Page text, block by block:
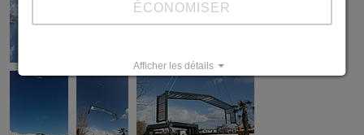
ÉCONOMISER
Afficher les détails
Imprint|Datapolicy